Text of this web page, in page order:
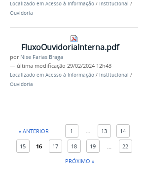
Localizado em Acesso à Informação / Institucional /
Ouvidoria
FluxoOuvidoriaInterna.pdf
por Nise Farias Braga
— última modificação 29/02/2024 12h43
Localizado em Acesso à Informação / Institucional /
Ouvidoria
« ANTERIOR 1 13 14
15 16 17 18 19
22
PRÓXIMO »